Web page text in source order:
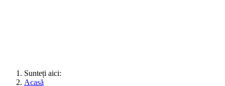
Sunteți aici:
Acasă